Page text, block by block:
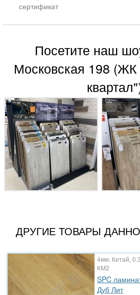
сертификат
Посетите наш
Московская 198 (ЖК
ДРУГИЕ ТОВАРЫ
4мм, Китай,
КМ2
SPC
Дуб Лит